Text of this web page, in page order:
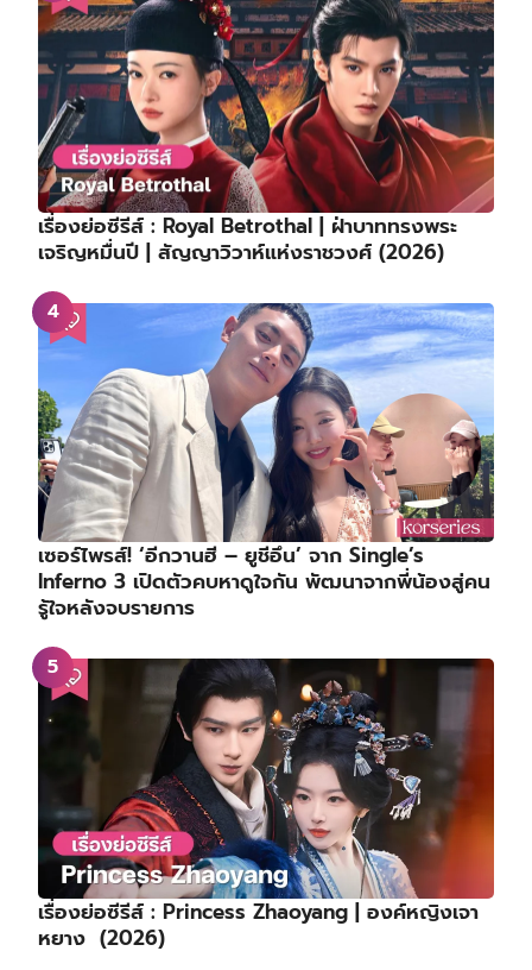
เรื่องย่อซีรีส์ : Royal Betrothal | ฝ่าบาททรงพระ
เจริญหมื่นปี | สัญญาวิวาห์แห่งราชวงศ์ (2026)
เซอร์ไพรส์! ‘อีกวานฮี – ยูชีอึน’ จาก Single’s
Inferno 3 เปิดตัวคบหาดูใจกัน พัฒนาจากพี่น้องสู่คน
รู้ใจหลังจบรายการ
เรื่องย่อซีรีส์ : Princess Zhaoyang | องค์หญิงเจา
หยาง (2026)